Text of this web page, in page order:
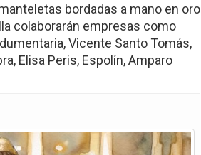
bordadas a mano en oro
colaborarán empresas como
Vicente Santo Tomás,
Elisa Peris, Espolín, Amparo